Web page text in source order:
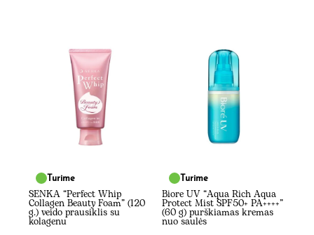
Turime
SENKA “Perfect Whip
Collagen Beauty Foam” (120
g.) veido prausiklis su
kolagenu
Turime
Biore UV “Aqua Rich Aqua
Protect Mist SPF50+ PA++++”
(60 g) purškiamas kremas
nuo saulės